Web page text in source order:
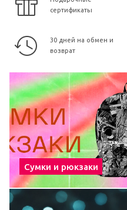
сертификаты
30 дней на обмен и
возврат
Сумки и рюкзаки